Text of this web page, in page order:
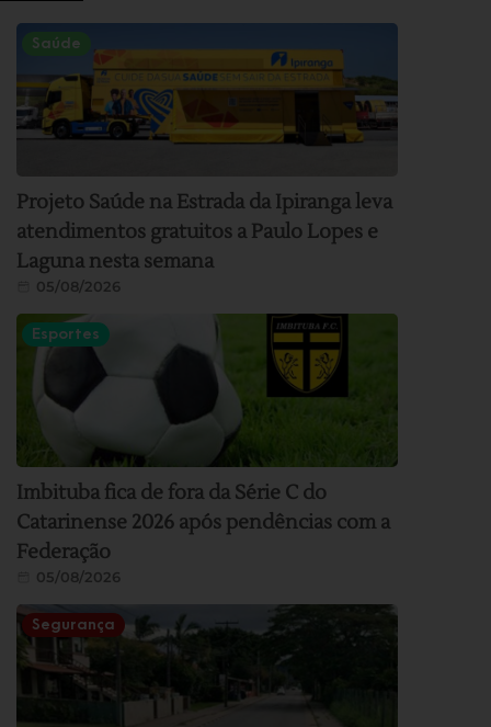
Saúde
Projeto Saúde na Estrada da Ipiranga leva
atendimentos gratuitos a Paulo Lopes e
Laguna nesta semana
05/08/2026
Esportes
Imbituba fica de fora da Série C do
Catarinense 2026 após pendências com a
Federação
05/08/2026
Segurança